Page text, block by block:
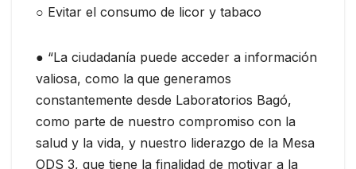
○ Evitar el consumo de licor y tabaco
● “La ciudadanía puede acceder a información
valiosa, como la que generamos
constantemente desde Laboratorios Bagó,
como parte de nuestro compromiso con la
salud y la vida, y nuestro liderazgo de la Mesa
ODS 3, que tiene la finalidad de motivar a la